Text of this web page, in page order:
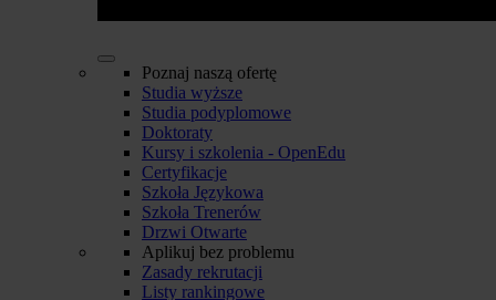
Poznaj naszą ofertę
Studia wyższe
Studia podyplomowe
Doktoraty
Kursy i szkolenia - OpenEdu
Certyfikacje
Szkoła Językowa
Szkoła Trenerów
Drzwi Otwarte
Aplikuj bez problemu
Zasady rekrutacji
Listy rankingowe